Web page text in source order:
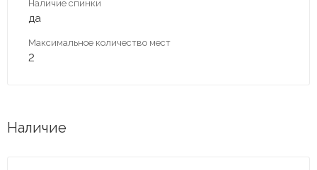
Наличие спинки
да
Максимальное количество мест
2
Наличие